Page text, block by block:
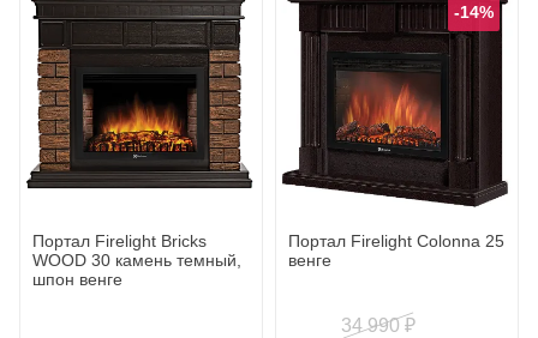
Портал Firelight Bricks
WOOD 30 камень темный,
шпон венге
-14%
Портал Firelight Colonnа 25
венге
34 990 ₽